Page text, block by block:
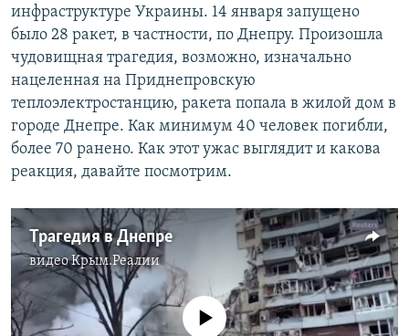
инфраструктуре Украины. 14 января запущено
было 28 ракет, в частности, по Днепру. Произошла
чудовищная трагедия, возможно, изначально
нацеленная на Приднепровскую
теплоэлектростанцию, ракета попала в жилой дом в
городе Днепре. Как минимум 40 человек погибли,
более 70 ранено. Как этот ужас выглядит и какова
реакция, давайте посмотрим.
Трагедия в Днепре
видеоКрым.Реалии
No media source currently available